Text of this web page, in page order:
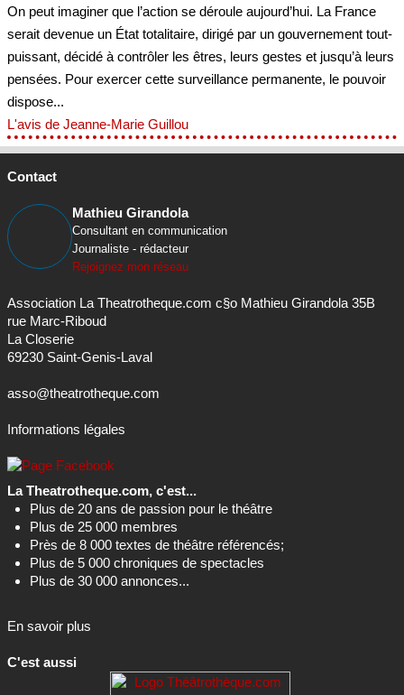
On peut imaginer que l’action se déroule aujourd’hui. La France
serait devenue un État totalitaire, dirigé par un gouvernement tout-
puissant, décidé à contrôler les êtres, leurs gestes et jusqu’à leurs
pensées. Pour exercer cette surveillance permanente, le pouvoir
dispose...
L'avis de Jeanne-Marie Guillou
Contact
Mathieu Girandola
Consultant en communication
Journaliste - rédacteur
Rejoignez mon réseau
Association La Theatrotheque.com c§o Mathieu Girandola 35B
rue Marc-Riboud
La Closerie
69230 Saint-Genis-Laval
asso@theatrotheque.com
Informations légales
La Theatrotheque.com, c'est...
Plus de 20 ans de passion pour le théâtre
Plus de 25 000 membres
Près de 8 000 textes de théâtre référencés;
Plus de 5 000 chroniques de spectacles
Plus de 30 000 annonces...
En savoir plus
C'est aussi